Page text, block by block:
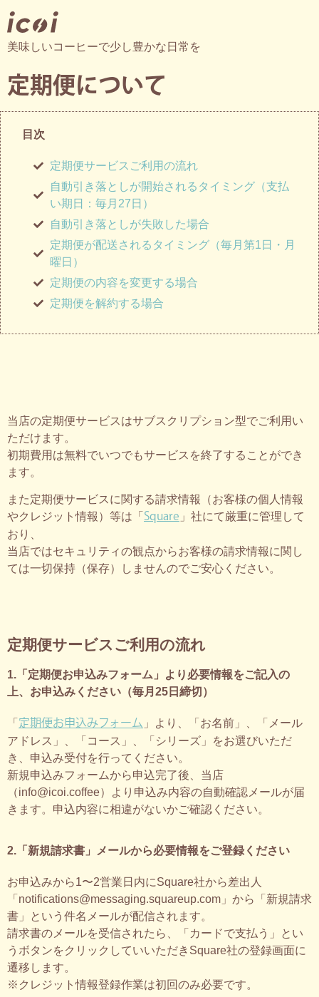
美味しいコーヒーで少し豊かな日常を
定期便について
目次
定期便サービスご利用の流れ
自動引き落としが開始されるタイミング（支払
い期日：毎月27日）
自動引き落としが失敗した場合
定期便が配送されるタイミング（毎月第1日・月
曜日）
定期便の内容を変更する場合
定期便を解約する場合
当店の定期便サービスはサブスクリプション型でご利用い
ただけます。
初期費用は無料でいつでもサービスを終了することができ
ます。
また定期便サービスに関する請求情報（お客様の個人情報
やクレジット情報）等は「 Square 」社にて厳重に管理して
おり、
当店ではセキュリティの観点からお客様の請求情報に関し
ては一切保持（保存）しませんのでご安心ください。
定期便サービスご利用の流れ
1.「定期便お申込みフォーム」より必要情報をご記入の
上、お申込みください（毎月25日締切）
「 定期便お申込みフォーム 」より、「お名前」、「メール
アドレス」、「コース」、「シリーズ」をお選びいただ
き、申込み受付を行ってください。
新規申込みフォームから申込完了後、当店
（info@icoi.coffee）より申込み内容の自動確認メールが届
きます。申込内容に相違がないかご確認ください。
2.「新規請求書」メールから必要情報をご登録ください
お申込みから1〜2営業日内にSquare社から差出人
「notifications@messaging.squareup.com」から「新規請求
書」という件名メールが配信されます。
請求書のメールを受信されたら、「カードで支払う」とい
うボタンをクリックしていいただきSquare社の登録画面に
遷移します。
※クレジット情報登録作業は初回のみ必要です。